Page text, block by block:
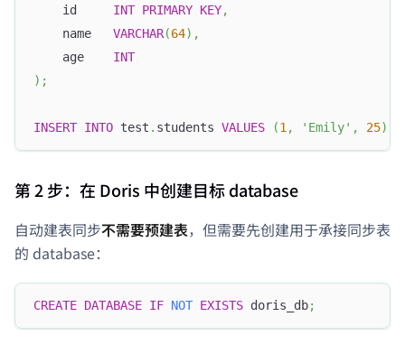
    id
INT PRIMARY KEY,
    name
VARCHAR(64) ,
    age
INT
) ;
INSERT INTO test . students VALUES (1 , 'Emily' , 25)
第 2 步：在 Doris 中创建目标 database
自动建表同步不需要预建表，但需要先创建用于承接同步表
的 database：
CREATE DATABASE IF NOT EXISTS doris_db;